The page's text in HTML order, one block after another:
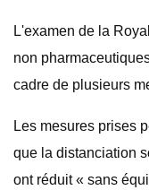
L'examen de la
non
cadre de plusieurs
Les mesures prises
que la distanciation
ont réduit « sans